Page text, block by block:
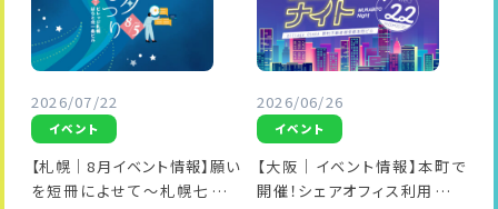
2026/07/22
イベント
【札幌｜8月イベント情報】願い
を短冊によせて～札幌七夕ま
2026/06/26
イベント
【大阪｜イベント情報】本町で
開催！シェアオフィス利用者同